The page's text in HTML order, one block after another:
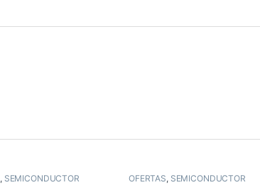
, SEMICONDUCTOR OFERTAS, SEMICONDUCTOR